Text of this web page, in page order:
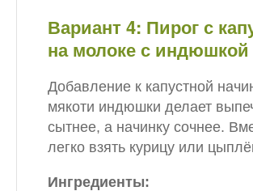
Вариант 4: Пирог с
на молоке с индюшкой
Добавление к капустной
мякоти индюшки делает
сытнее, а начинку сочнее.
легко взять курицу или
Ингредиенты: